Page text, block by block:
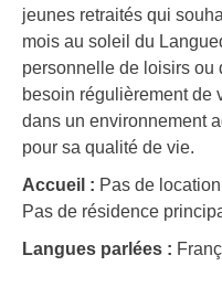
jeunes retraités qui
mois au soleil du
personnelle de loisirs ou
besoin régulièrement de
dans un environnement
pour sa qualité de vie.
Accueil : Pas de
Pas de résidence
Langues parlées :